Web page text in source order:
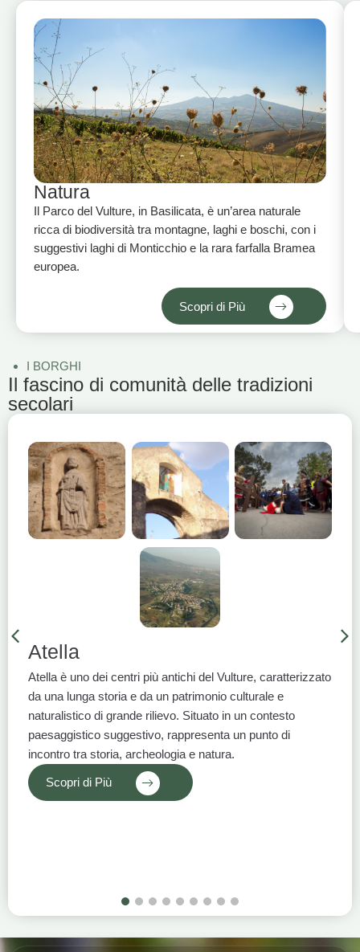
Natura
Il Parco del Vulture, in Basilicata, è un’area naturale
ricca di biodiversità tra montagne, laghi e boschi, con i
suggestivi laghi di Monticchio e la rara farfalla Bramea
europea.
Scopri di Più
I BORGHI
Il fascino di comunità delle tradizioni
secolari
Atella
Atella è uno dei centri più antichi del Vulture, caratterizzato
da una lunga storia e da un patrimonio culturale e
naturalistico di grande rilievo. Situato in un contesto
paesaggistico suggestivo, rappresenta un punto di
incontro tra storia, archeologia e natura.
Scopri di Più
4 5 6 7 8 9